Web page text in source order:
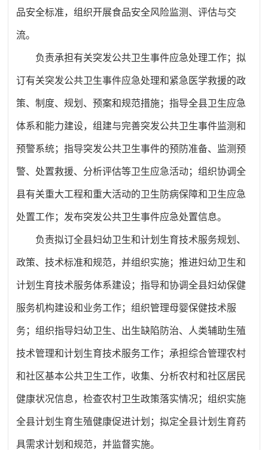
品安全标准，组织开展食品安全风险监测、评估与交
流。
负责承担有关突发公共卫生事件应急处理工作；拟
订有关突发公共卫生事件应急处理和紧急医学救援的政
策、制度、规划、预案和规范措施；指导全县卫生应急
体系和能力建设，组建与完善突发公共卫生事件监测和
预警系统；指导突发公共卫生事件的预防准备、监测预
警、处置救援、分析评估等卫生应急活动；组织协调全
县有关重大工程和重大活动的卫生防病保障和卫生应急
处置工作；发布突发公共卫生事件应急处置信息。
负责拟订全县妇幼卫生和计划生育技术服务规划、
政策、技术标准和规范，并组织实施；推进妇幼卫生和
计划生育技术服务体系建设；指导和协调全县妇幼保健
服务机构建设和业务工作；组织管理母婴保健技术服
务；组织指导妇幼卫生、出生缺陷防治、人类辅助生殖
技术管理和计划生育技术服务工作；承担综合管理农村
和社区基本公共卫生工作，收集、分析农村和社区居民
健康状况信息，检查农村卫生政策落实情况；组织实施
全县计划生育生殖健康促进计划；拟定全县计划生育药
具需求计划和规范，并监督实施。